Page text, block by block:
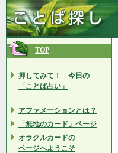
TOP
押してみて！ 今日の
「ことば占い」
アファメーションとは？
「無地のカード」ページ
オラクルカードの
ページへようこそ